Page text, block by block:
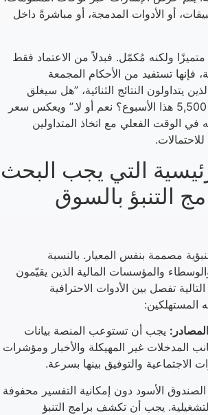
أو الأدوات المدمجة، أو مباشرةً داخل
متميزًا ولكنه مُكمّل. فبدلاً من الاعتماد فقط
فإنها تستفيد من الأحكام المجمعة
يتداولون النتائج الثنائية، ”هل سيغلق
مؤشر S&P 500 فوق 5,500 هذا الأسبوع؟ نعم أو لا.” ويعكس سعر
في الوقت الفعلي مع اتخاذ المتداولين
التي يجب البحث
التنبؤ بالسوق
مصممة بنفس المعيار. بالنسبة
والمؤسسات المالية الذين يقيّمون
تفصل بين الأدوات الاحترافية
المستهلكين:
يجب أن تستوعب المنصة بيانات
المدخلات غير المهيكلة والأخبار ومؤشرات
الاجتماعية والتوفيق بينها بسرعة.
الصندوق الأسود دون إمكانية التفسير محفوفة
يجب أن تكشف برامج التنبؤ